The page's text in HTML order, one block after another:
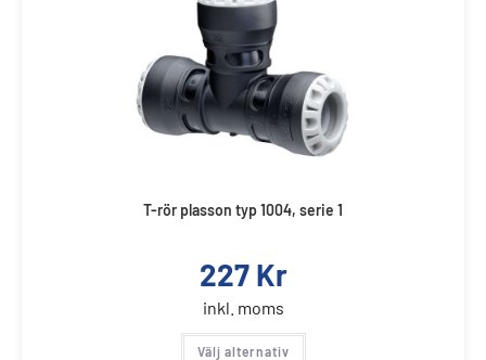
T-rör plasson typ 1004, serie 1
227 Kr
inkl. moms
Välj alternativ